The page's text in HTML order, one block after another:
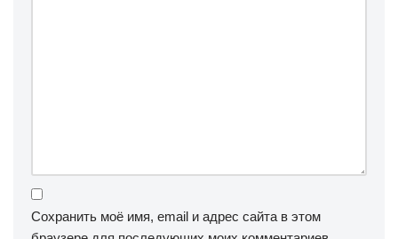
Сохранить моё имя, email и адрес сайта в этом